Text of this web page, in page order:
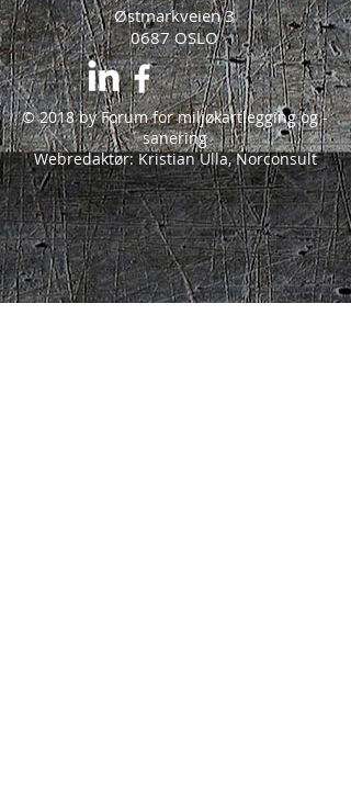
Østmarkveien 3
0687 OSLO
© 2018 by Forum for miljøkartlegging og -
sanering
Webredaktør: Kristian Ulla, Norconsult